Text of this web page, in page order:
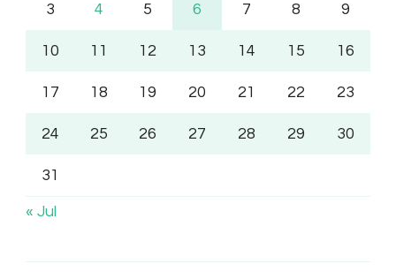
3 4 5 6 7 8 9
10 11 12 13 14 15 16
17 18 19 20 21 22 23
24 25 26 27 28 29 30
31
« Jul